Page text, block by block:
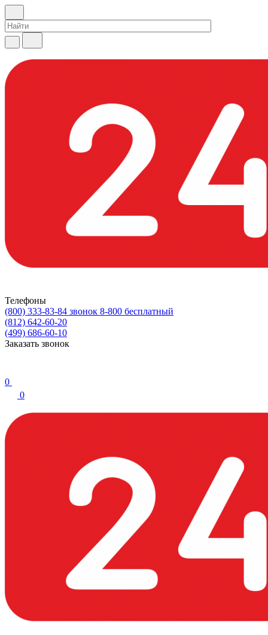
Телефоны
(800) 333-83-84 звонок 8-800 бесплатный
(812) 642-60-20
(499) 686-60-10
Заказать звонок
0
0